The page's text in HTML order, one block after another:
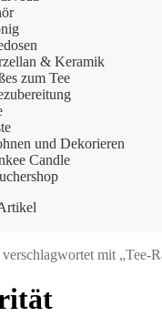
& Keramik
zum Tee
und Dekorieren
Candle
mit „Tee-